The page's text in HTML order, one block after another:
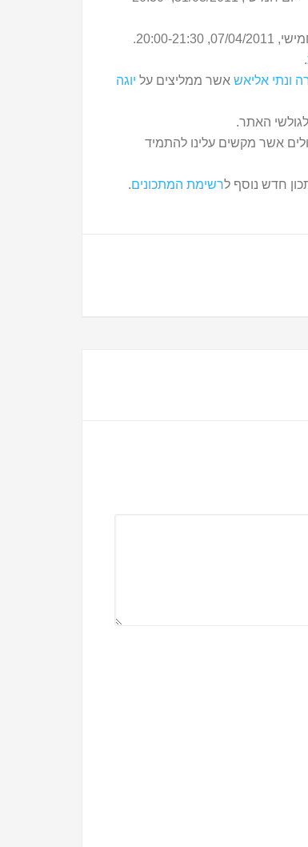
21:30.
.
ונתי אליאש אשר ממליצים על יוגה
האתר.
אשר מקשים עלינו להתמיד
חדש נוסף לרשימת המתכונים.